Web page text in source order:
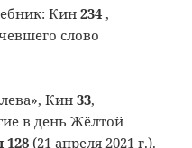
Кин234 ,
слово
Кин33,
в день Жёлтой
128 (21 апреля 2021 г.).